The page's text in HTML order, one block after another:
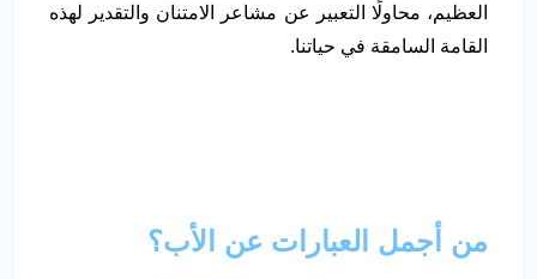
العظيم، محاولًا التعبير عن مشاعر الامتنان والتقدير لهذه
القامة السامقة في حياتنا.
من أجمل العبارات عن الأب؟